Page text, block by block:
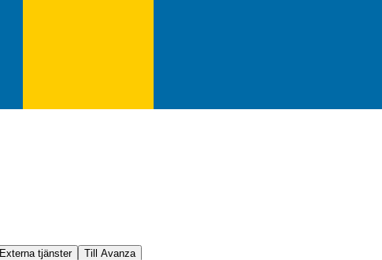
Externa tjänster
Till Avanza